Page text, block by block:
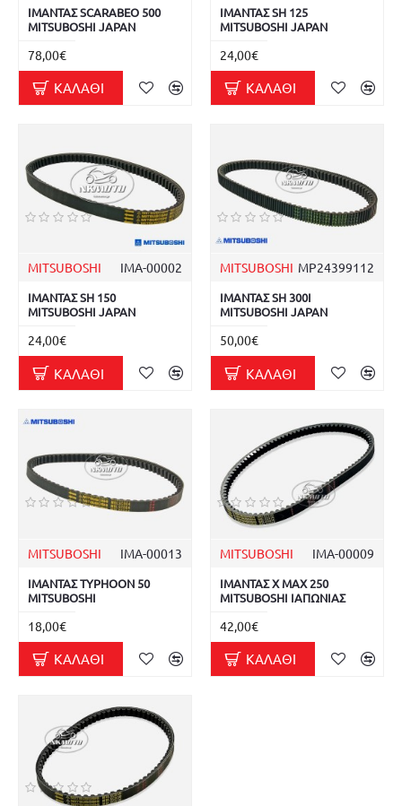
ΙΜΑΝΤΑΣ SCARABEO 500
MITSUBOSHI JAPAN
78,00€
ΚΑΛΆΘΙ
ΙΜΑΝΤΑΣ SH 125
MITSUBOSHI JAPAN
24,00€
ΚΑΛΆΘΙ
MITSUBOSHI ΙΜΑ-00002
ΙΜΑΝΤΑΣ SH 150
MITSUBOSHI JAPAN
24,00€
ΚΑΛΆΘΙ
MITSUBOSHI MP24399112
ΙΜΑΝΤΑΣ SH 300I
MITSUBOSHI JAPAN
50,00€
ΚΑΛΆΘΙ
MITSUBOSHI ΙΜΑ-00013
ΙΜΑΝΤΑΣ TYPHOON 50
MITSUBOSHI
18,00€
ΚΑΛΆΘΙ
MITSUBOSHI ΙΜΑ-00009
ΙΜΑΝΤΑΣ X MAX 250
MITSUBOSHI ΙΑΠΩΝΙΑΣ
42,00€
ΚΑΛΆΘΙ